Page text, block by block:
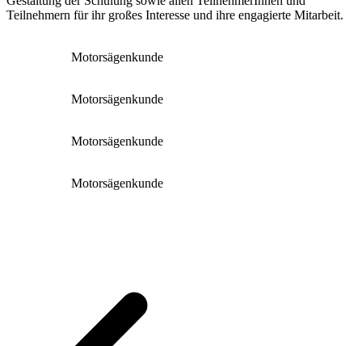
Teilnehmern für ihr großes Interesse und ihre engagierte Mitarbeit.
Motorsägenkunde
Motorsägenkunde
Motorsägenkunde
Motorsägenkunde